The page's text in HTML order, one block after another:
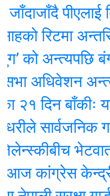
पीएलाई
रिटमा
को अन्त्यपछि
अधिवेशन अन्त्य
दिन बाँकीः
सार्वजनिक गरे
भेटवार्ता
कांग्रेस